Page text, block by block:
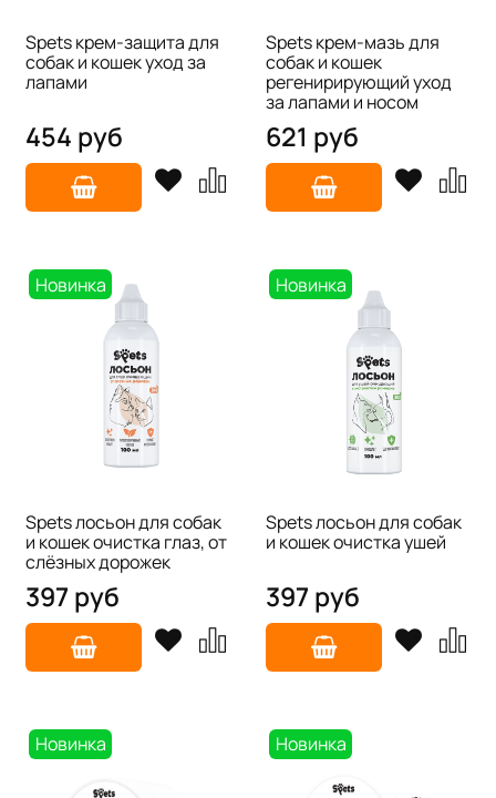
Spets крем-защита для
собак и кошек уход за
лапами
454 руб
Spets крем-мазь для
собак и кошек
регенирирующий уход
за лапами и носом
621 руб
Новинка
Spets лосьон для собак
и кошек очистка глаз, от
слёзных дорожек
397 руб
Новинка
Spets лосьон для собак
и кошек очистка ушей
397 руб
Новинка Новинка